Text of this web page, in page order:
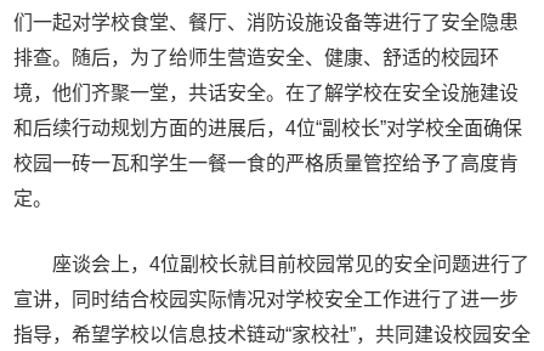
们一起对学校食堂、餐厅、消防设施设备等进行了安全隐患
排查。随后，为了给师生营造安全、健康、舒适的校园环
境，他们齐聚一堂，共话安全。在了解学校在安全设施建设
和后续行动规划方面的进展后，4位“副校长”对学校全面确保
校园一砖一瓦和学生一餐一食的严格质量管控给予了高度肯
定。
座谈会上，4位副校长就目前校园常见的安全问题进行了
宣讲，同时结合校园实际情况对学校安全工作进行了进一步
指导，希望学校以信息技术链动“家校社”，共同建设校园安全